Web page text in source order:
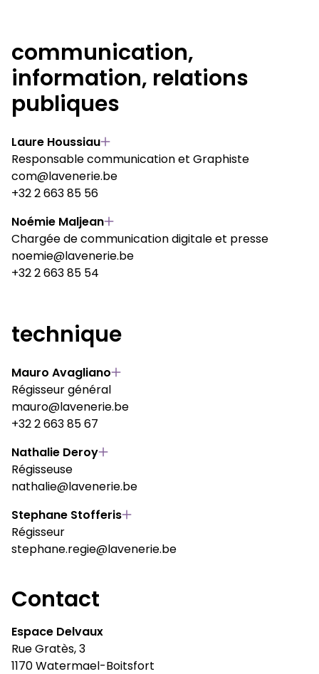
communication,
information, relations
publiques
Laure Houssiau
Responsable communication et Graphiste
com@lavenerie.be
+32 2 663 85 56
Noémie Maljean
Chargée de communication digitale et presse
noemie@lavenerie.be
+32 2 663 85 54
technique
Mauro Avagliano
Régisseur général
mauro@lavenerie.be
+32 2 663 85 67
Nathalie Deroy
Régisseuse
nathalie@lavenerie.be
Stephane Stofferis
Régisseur
stephane.regie@lavenerie.be
Contact
Espace Delvaux
Rue Gratès, 3
1170 Watermael-Boitsfort